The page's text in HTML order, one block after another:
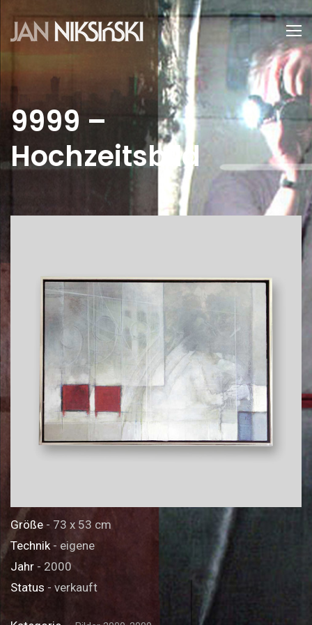
9999 –
Hochzeitsbild
Größe - 73 x 53 cm
Technik- eigene
Jahr - 2000
Status - verkauft